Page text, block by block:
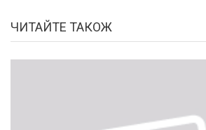
ЧИТАЙТЕ ТАКОЖ